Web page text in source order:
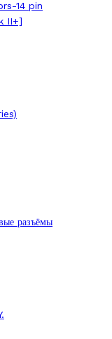
14 pin
II+]
разъёмы